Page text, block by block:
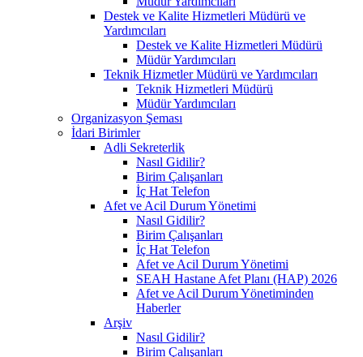
Destek ve Kalite Hizmetleri Müdürü ve
Yardımcıları
Destek ve Kalite Hizmetleri Müdürü
Müdür Yardımcıları
Teknik Hizmetler Müdürü ve Yardımcıları
Teknik Hizmetleri Müdürü
Müdür Yardımcıları
Organizasyon Şeması
İdari Birimler
Adli Sekreterlik
Nasıl Gidilir?
Birim Çalışanları
İç Hat Telefon
Afet ve Acil Durum Yönetimi
Nasıl Gidilir?
Birim Çalışanları
İç Hat Telefon
Afet ve Acil Durum Yönetimi
SEAH Hastane Afet Planı (HAP) 2026
Afet ve Acil Durum Yönetiminden
Haberler
Arşiv
Nasıl Gidilir?
Birim Çalışanları